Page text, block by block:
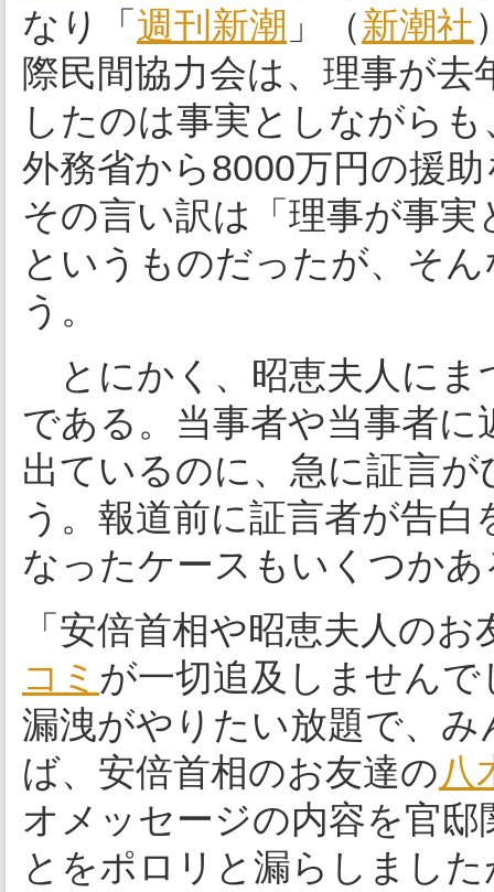
なり「 週刊新潮 」（新潮社
際民間協力会は、理事が
したのは事実としながら
外務省から8000万円の援
その言い訳は「理事が事
というものだったが、そ
う。
とにかく、昭恵夫人にま
である。当事者や当事者
出ているのに、急に証言
う。報道前に証言者が告
なったケースもいくつか
「安倍首相や昭恵夫人の
コミ が一切追及しません
漏洩がやりたい放題で、
ば、安倍首相のお友達の八
オメッセージの内容を官
とをポロリと漏らしまし